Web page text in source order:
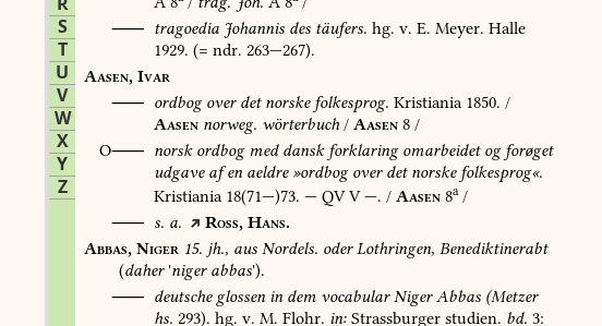
S
T
U
V
W
X
Y
Z
⸺ tragoedia Johannis des täufers. hg. v. E. Meyer. Halle
1929. (= ndr. 263—267).
Aasen, Ivar
⸺ ordbogoverdetnorskefolkesprog. Kristiania 1850. /
Aasen norweg. wörterbuch/ Aasen 8 /
O⸺ norskordbogmeddanskforklaringomarbeidetogforøget
udgaveafenaeldre»ordbogoverdetnorskefolkesprog«.
Kristiania 18(71—)73. — QVV—. / Aasen 8a/
⸺ s. a. Ross, Hans.
Abbas, Niger 15. jh., aus Nordels. oderLothringen, Benediktinerabt
(daher'nigerabbas').
⸺ deutscheglossenindem vocabularNigerAbbas (Metzer
hs. 293). hg. v. M. Flohr. in: Strassburger studien. bd. 3: